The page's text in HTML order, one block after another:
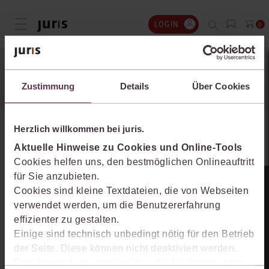
Zustimmung Details Über Cookies
Herzlich willkommen bei juris.
Aktuelle Hinweise zu Cookies und Online-Tools
Cookies helfen uns, den bestmöglichen Onlineauftritt
für Sie anzubieten.
Cookies sind kleine Textdateien, die von Webseiten
verwendet werden, um die Benutzererfahrung
effizienter zu gestalten.
Einige sind technisch unbedingt nötig für den Betrieb
der Seite. Diese können nicht deaktiviert werden.
Der Verwendung von Cookies, die Marketing- oder
Menü öffnen LOGIN 0
Warenkorb Ihre Daten Überprüfung
Ihr Warenkorb
Hier sehen Sie alle Produkte, die sich in Ihrem Warenkorb
befinden.
Live‑Demo & Kontakt